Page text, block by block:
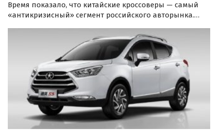
Время показало, что китайские кроссоверы — самый
«антикризисный» сегмент российского авторынка.